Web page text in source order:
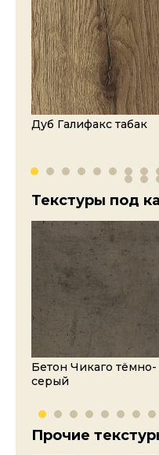
Дуб Галифакс табак
Текстуры под
Бетон Чикаго тёмно-
серый
Прочие